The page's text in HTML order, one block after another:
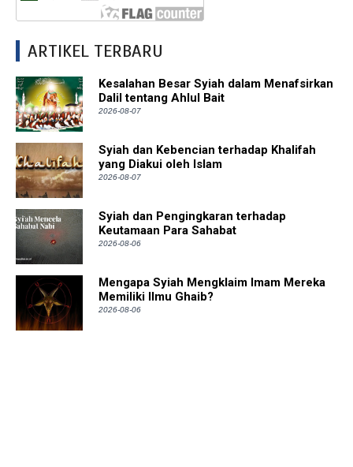
ARTIKEL TERBARU
Kesalahan Besar Syiah dalam Menafsirkan
Dalil tentang Ahlul Bait
2026-08-07
Syiah dan Kebencian terhadap Khalifah
yang Diakui oleh Islam
2026-08-07
Syiah dan Pengingkaran terhadap
Keutamaan Para Sahabat
2026-08-06
Mengapa Syiah Mengklaim Imam Mereka
Memiliki Ilmu Ghaib?
2026-08-06